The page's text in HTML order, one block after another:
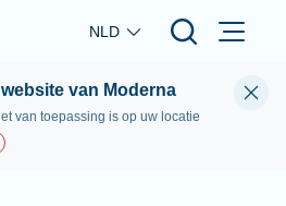
Skip to main content
NLD
van Moderna
van toepassing is op uw locatie